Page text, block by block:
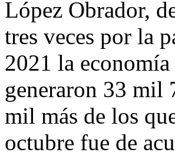
López Obrador,
tres veces por la
2021 la
generaron 33 mil
mil más de los
octubre fue de